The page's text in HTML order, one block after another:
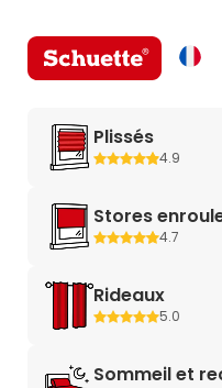
Plissés
4.9
Stores
4.7
Rideaux
5.0
Sommeil et